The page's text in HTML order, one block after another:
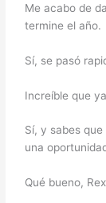
Me acabo de
termine el año.
Sí, se pasó
Increíble que
Sí, y sabes
una
Qué bueno,